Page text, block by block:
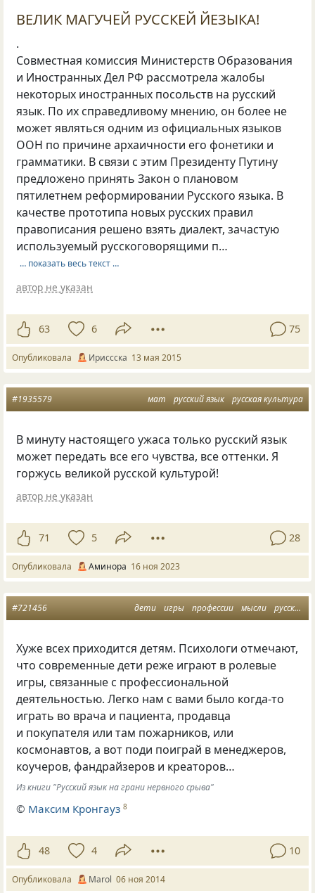
ВЕЛИК МАГУЧЕЙ РУССКЕЙ ЙЕЗЫКА!
.
Совместная комиссия Министерств Образования
и Иностранных Дел РФ рассмотрела жалобы
некоторых иностранных посольств на русский
язык. По их справедливому мнению, он более не
может являться одним из официальных языков
ООH по причине архаичности его фонетики и
грамматики. В связи с этим Президенту Путину
предложено принять Закон о плановом
пятилетнем реформировании Русского языка. В
качестве прототипа новых русских правил
правописания решено взять диалект, зачастую
используемый русскоговорящими п…
… показать весь текст …
автор не указан
63 6 75
Опубликовала Ириссска 13 мая 2015
мат русский язык русская культура
#1935579
В минуту настоящего ужаса только русский язык
может передать все его чувства, все оттенки. Я
горжусь великой русской культурой!
автор не указан
71 5 28
Опубликовала Аминора 16 ноя 2023
дети игры профессии мысли русский язык
#721456
Хуже всех приходится детям. Психологи отмечают,
что современные дети реже играют в ролевые
игры, связанные с профессиональной
деятельностью. Легко нам с вами было когда-то
играть во врача и пациента, продавца
и покупателя или там пожарников, или
космонавтов, а вот поди поиграй в менеджеров,
коучеров, фандрайзеров и креаторов…
Из книги "Русский язык на грани нервного срыва"
© Максим Кронгауз 8
48 4 10
Опубликовала Маrol 06 ноя 2014